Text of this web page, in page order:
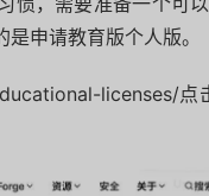
申请教育版个人版。
licenses/点